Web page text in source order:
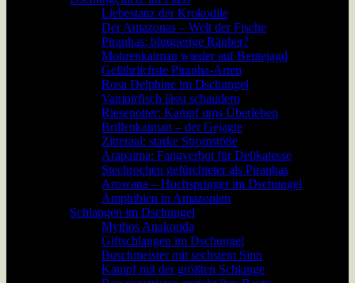
Liebestanz der Krokodile
Der Amazonas – Welt der Fische
Piranhas: blutgierige Räuber?
Mohrenkaiman wieder auf Beutejagd
Gefährlichste Piranha-Arten
Rosa Delphine im Dschungel
Vampirfisch lässt schaudern
Riesenotter: Kampf ums Überleben
Brillenkaiman – der Gejagte
Zitteraal: starke Stromstöße
Arapaima: Fangverbot für Delikatesse
Stechrochen gefürchteter als Piranhas
Arowana – Hochspringer im Dschungel
Amphibien in Amazonien
Schlangen im Dschungel
Mythos Anakonda
Giftschlangen im Dschungel
Buschmeister mit sechstem Sinn
Kampf mit der größten Schlange